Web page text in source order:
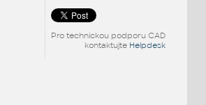
Pro technickou podporu CAD
kontaktujte Helpdesk